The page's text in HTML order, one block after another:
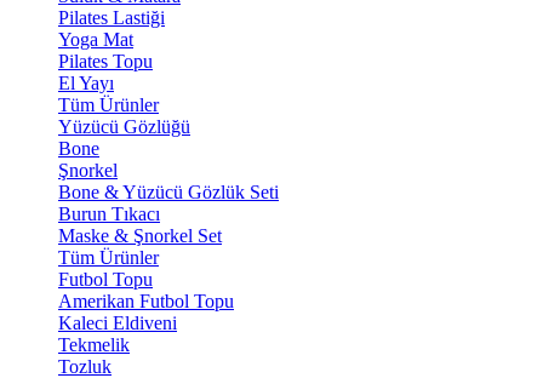
Pilates Lastiği
Yoga Mat
Pilates Topu
El Yayı
Tüm Ürünler
Yüzücü Gözlüğü
Bone
Şnorkel
Bone & Yüzücü Gözlük Seti
Burun Tıkacı
Maske & Şnorkel Set
Tüm Ürünler
Futbol Topu
Amerikan Futbol Topu
Kaleci Eldiveni
Tekmelik
Tozluk